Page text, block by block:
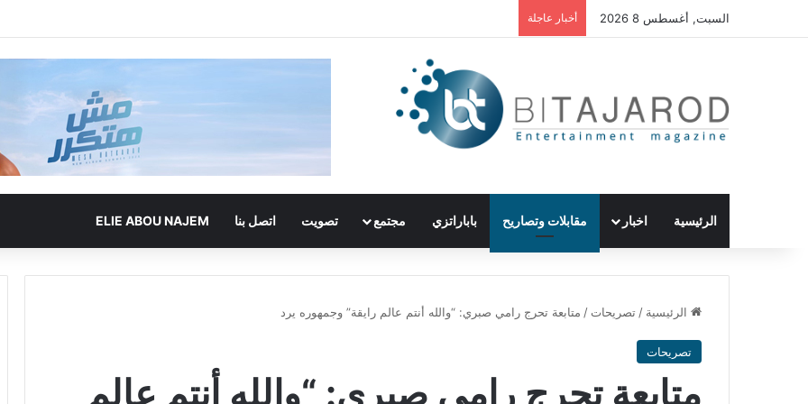
السبت, أغسطس 8 2026 أخبار عاجلة
الرئيسية اخبار مقابلات وتصاريح باباراتزي مجتمع تصويت اتصل بنا ELIE ABOU NAJEM
الرئيسية / تصريحات / متابعة تحرج رامي صبري: “والله أنتم عالم رايقة” وجمهوره يرد
تصريحات
متابعة تحرج رامي صبري: “والله أنتم عالم